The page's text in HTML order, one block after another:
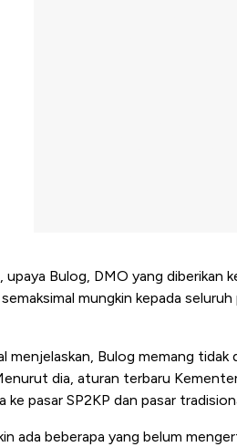
upaya Bulog, DMO yang diberikan
mungkin kepada
menjelaskan, Bulog memang
dia, aturan terbaru
ke pasar SP2KP dan pasar
ada beberapa yang belum